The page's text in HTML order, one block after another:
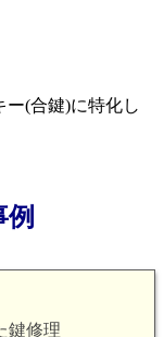
(合鍵)に特化し
鍵修理